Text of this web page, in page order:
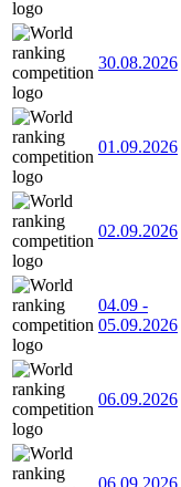
30.08.2026
01.09.2026
02.09.2026
04.09 -
05.09.2026
06.09.2026